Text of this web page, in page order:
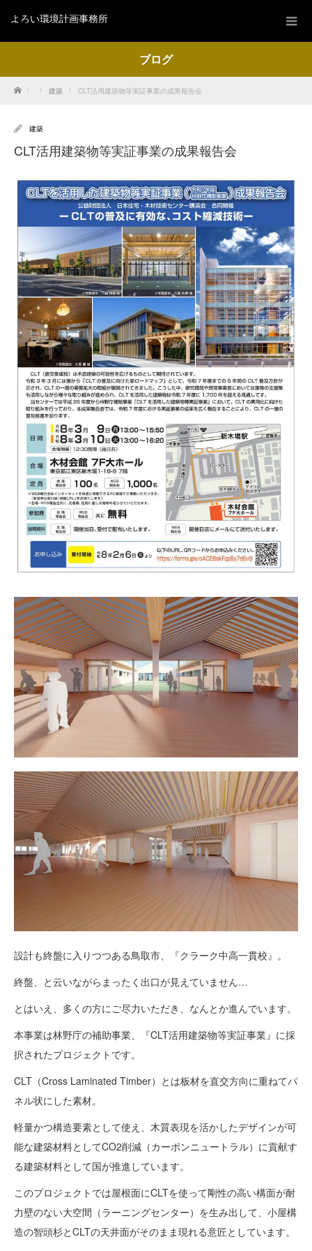
よろい環境計画事務所
ブログ
Home 建築 CLT活用建築物等実証事業の成果報告会
建築
CLT活用建築物等実証事業の成果報告会
設計も終盤に入りつつある鳥取市、『クラーク中高一貫校』。
終盤、と云いながらまったく出口が見えていません…
とはいえ、多くの方にご尽力いただき、なんとか進んでいます。
本事業は林野庁の補助事業、『CLT活用建築物等実証事業』に採
択されたプロジェクトです。
CLT（Cross Laminated Timber）とは板材を直交方向に重ねてパ
ネル状にした素材。
軽量かつ構造要素として使え、木質表現を活かしたデザインが可
能な建築材料としてCO2削減（カーボンニュートラル）に貢献す
る建築材料として国が推進しています。
このプロジェクトでは屋根面にCLTを使って剛性の高い構面が耐
力壁のない大空間（ラーニングセンター）を生み出して、小屋構
造の智頭杉とCLTの天井面がそのまま現れる意匠としています。